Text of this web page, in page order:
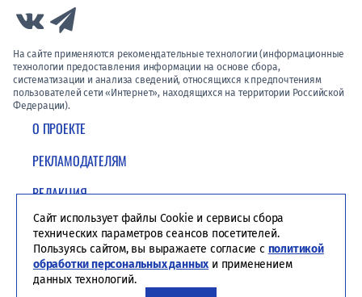
О ПРОЕКТЕ
РЕКЛАМОДАТЕЛЯМ
РЕДАКЦИЯ
ПОЛИТИКА КОНФИДЕНЦИАЛЬНОСТИ
Link to Vk
На сайте применяются рекомендательные технологии (информационные
технологии предоставления информации на основе сбора,
систематизации и анализа сведений, относящихся к предпочтениям
пользователей сети «Интернет», находящихся на территории Российской
Федерации).
Сайт использует файлы Cookie и сервисы сбора
технических параметров сеансов посетителей.
Пользуясь сайтом, вы выражаете согласие с политикой
обработки персональных данных и применением
данных технологий.